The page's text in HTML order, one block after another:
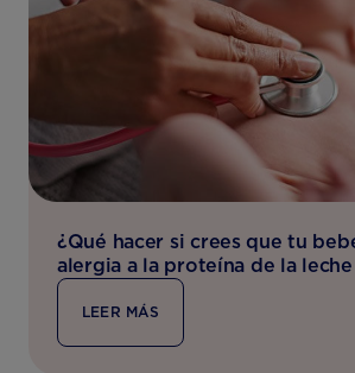
¿Qué hacer si crees que tu
alergia a la proteína de la leche
LEER MÁS